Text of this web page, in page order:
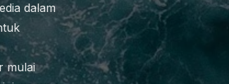
dalam
mulai